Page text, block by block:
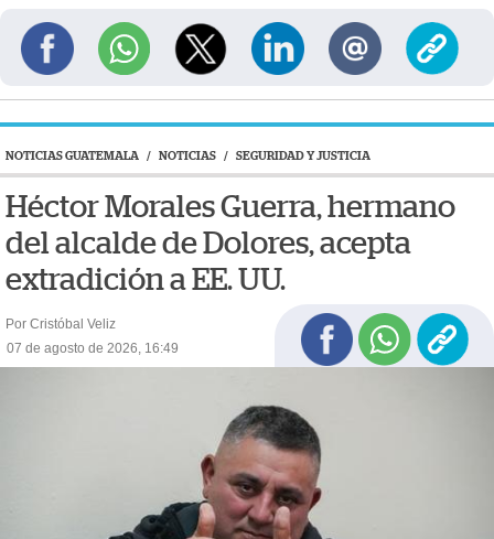
NOTICIAS GUATEMALA / NOTICIAS / SEGURIDAD Y JUSTICIA
Héctor Morales Guerra, hermano
del alcalde de Dolores, acepta
extradición a EE. UU.
Por Cristóbal Veliz
07 de agosto de 2026, 16:49